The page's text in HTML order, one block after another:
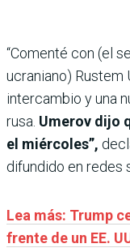
“Comenté con (el
ucraniano) Rustem
intercambio y una
rusa. Umerov dijo
el miércoles”,
difundido en redes
Lea más: Trump
frente de un EE.